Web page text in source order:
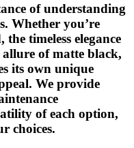
of understanding
Whether you’re
timeless elegance
of matte black,
its own unique
We provide
of each option,
choices.